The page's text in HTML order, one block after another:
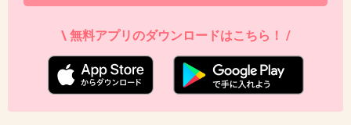
\ 無料アプリのダウンロードはこちら！ /